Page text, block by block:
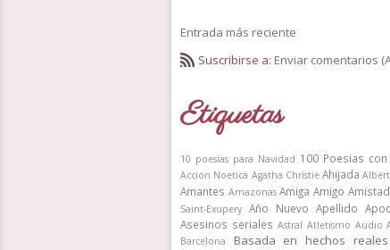
Entrada más reciente
Suscribirse a: Enviar comentarios
Etiquetas
10 poesías para Navidad 100 Poesias con
Accion Noetica Agatha Christie Ahijada
Amantes Amazonas Amiga Amigo Amistad
Saint-Exupery Año Nuevo Apellido
Asesinos seriales Astral Atletismo Audio
Barcelona
Basada en hechos reales